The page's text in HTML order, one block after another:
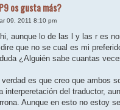
os gusta más?
09, 2011 8:10 pm
aunque lo de las l y las r es
que no se cual es mi
¿Alguién sabe cuantas
verdad es que creo que ambos
interperetación del traductor,
Aunque en esto no estoy